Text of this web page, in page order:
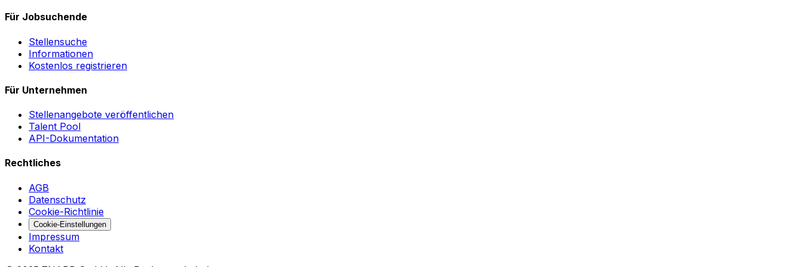
Für Jobsuchende
Stellensuche
Informationen
Kostenlos registrieren
Für Unternehmen
Stellenangebote veröffentlichen
Talent Pool
API-Dokumentation
Rechtliches
AGB
Datenschutz
Cookie-Richtlinie
Cookie-Einstellungen
Impressum
Kontakt